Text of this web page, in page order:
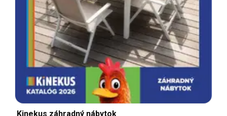
Kinekus záhradný nábytok